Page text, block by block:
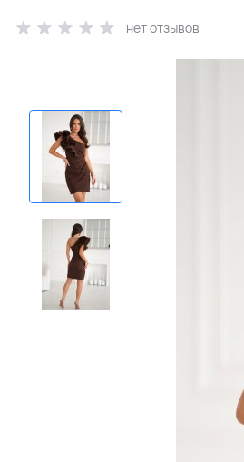
нет отзывов